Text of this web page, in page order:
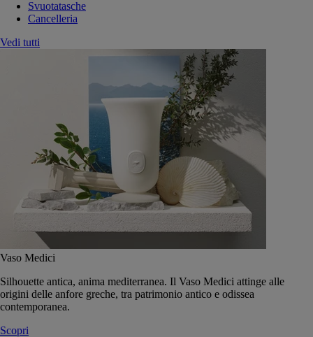
Svuotatasche
Cancelleria
Vedi tutti
Vaso Medici
Silhouette antica, anima mediterranea. Il Vaso Medici attinge alle
origini delle anfore greche, tra patrimonio antico e odissea
contemporanea.
Scopri